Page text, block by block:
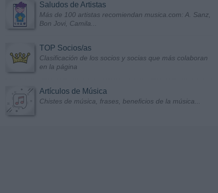
Saludos de Artistas
Más de 100 artistas recomiendan musica.com: A. Sanz,
Bon Jovi, Camila...
TOP Socios/as
Clasificación de los socios y socias que más colaboran
en la página
Artículos de Música
Chistes de música, frases, beneficios de la música...